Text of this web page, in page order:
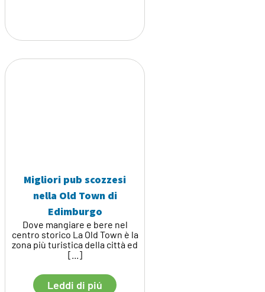
Migliori pub scozzesi
nella Old Town di
Edimburgo
Dove mangiare e bere nel
centro storico La Old Town è la
zona più turistica della città ed
[...]
Leddi di piú